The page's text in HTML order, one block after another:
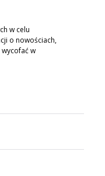
w celu
o nowościach,
w